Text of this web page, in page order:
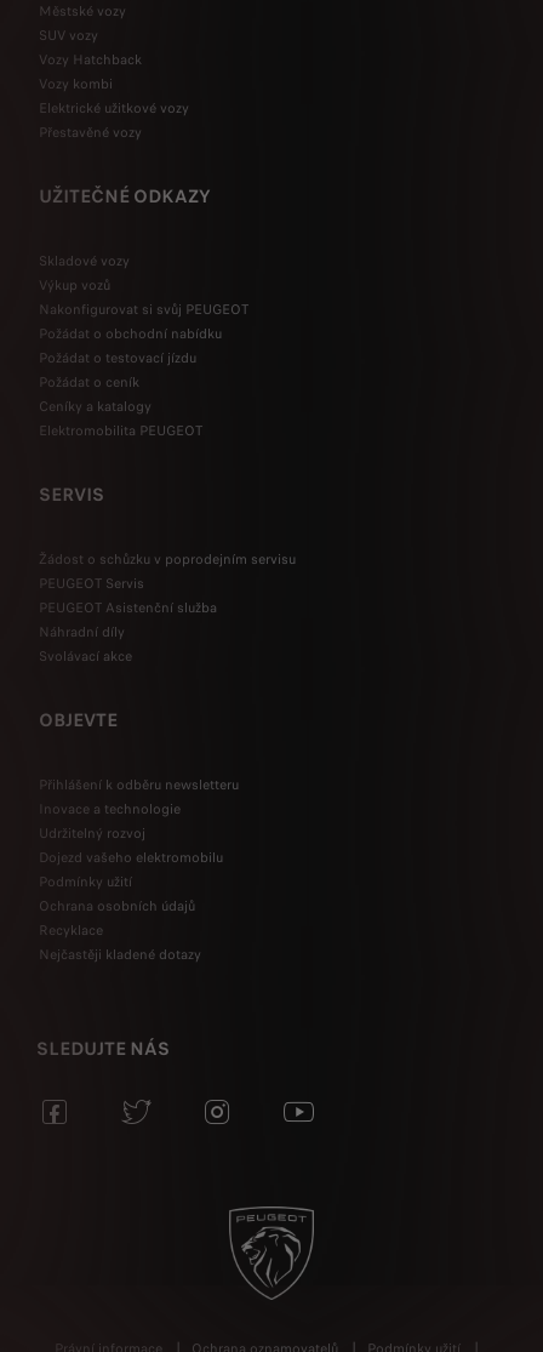
Městské vozy
SUV vozy
Vozy Hatchback
Vozy kombi
Elektrické užitkové vozy
Přestavěné vozy
UŽITEČNÉ ODKAZY
Skladové vozy
Výkup vozů
Nakonfigurovat si svůj PEUGEOT
Požádat o obchodní nabídku
Požádat o testovací jízdu
Požádat o ceník
Ceníky a katalogy
Elektromobilita PEUGEOT
SERVIS
Žádost o schůzku v poprodejním servisu
PEUGEOT Servis
PEUGEOT Asistenční služba
Náhradní díly
Svolávací akce
OBJEVTE
Přihlášení k odběru newsletteru
Inovace a technologie
Udržitelný rozvoj
Dojezd vašeho elektromobilu
Podmínky užití
Ochrana osobních údajů
Recyklace
Nejčastěji kladené dotazy
SLEDUJTE NÁS